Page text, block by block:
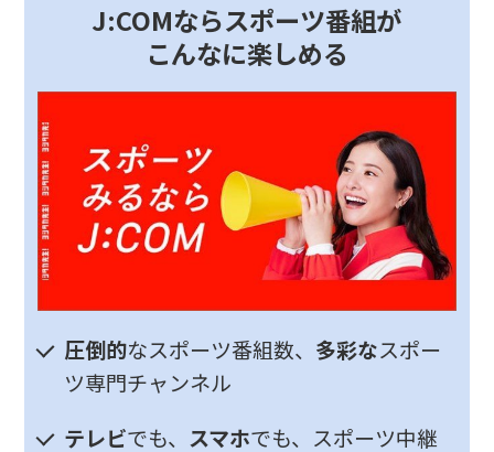
J:COMならスポーツ番組が
こんなに楽しめる
圧倒的なスポーツ番組数、 多彩なスポー
ツ専門チャンネル
テレビでも、 スマホでも、スポーツ中継